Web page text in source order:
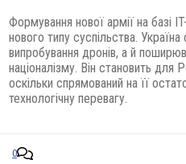
Формування нової армії на базі
нового типу суспільства.
випробування дронів, а й
націоналізму. Він становить для
оскільки спрямований на її
технологічну перевагу.
0